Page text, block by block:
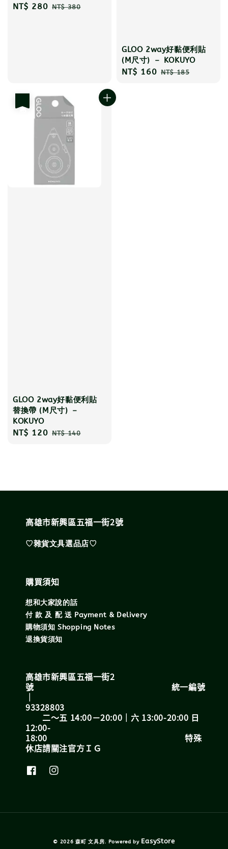
Sale
NT$ 280 Regular
NT$ 380
GLOO 2way好黏便利貼
(M尺寸) － KOKUYO
Sale
NT$ 160 Regular
NT$ 185
GLOO 2way好黏便利貼
替換帶 (M尺寸) －
KOKUYO
Sale
NT$ 120 Regular
NT$ 140
高雄市新興區五福一街2號
♡雜貨文具選品店♡
購買須知
想和大家說的話
付 款 及 配 送 Payment & Delivery
購物須知 Shopping Notes
退換貨須知
高雄市新興區五福一街2
號 統一編號
｜
93328803
二～五 14:00－20:00｜六 13:00-20:00 日
12:00-
18:00 特殊
休店請關注官方ＩＧ
© 2026 森町 文具房. Powered by EasyStore